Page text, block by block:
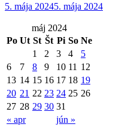
5. mája 20245. mája 2024
máj 2024
Po Ut St Št Pi So Ne
« apr jún »
1 2 3 4
5
6
7 8 9 10 11 12
13 14 15 16 17 18 19
20 21 22 23 24 25 26
27 28 29 30 31